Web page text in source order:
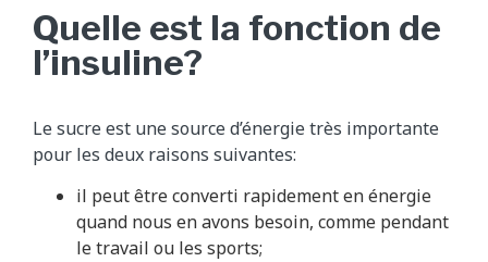
e
t
a
i
Quelle est la fonction de
l’insuline?
Le sucre est une source d’énergie très importante
pour les deux raisons suivantes:
il peut être converti rapidement en énergie
quand nous en avons besoin, comme pendant
le travail ou les sports;